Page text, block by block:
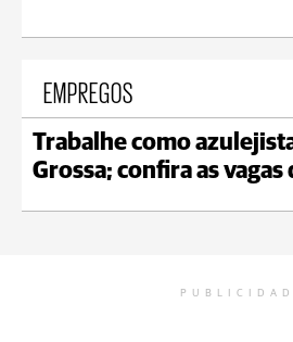
EMPREGOS
Trabalhe como
Grossa; confira as vagas